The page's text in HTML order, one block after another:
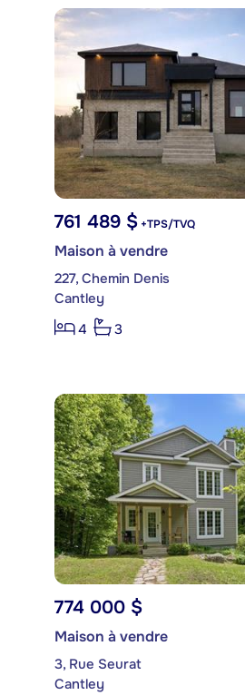
761 489 $+TPS/TVQ
Maison à vendre
227, Chemin Denis
Cantley
4
3
774 000 $
Maison à vendre
3, Rue Seurat
Cantley